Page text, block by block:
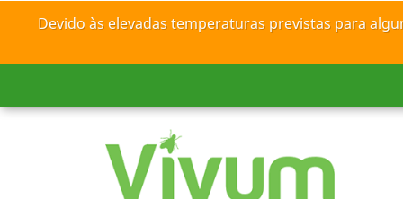
Devido às elevadas temperaturas previstas para